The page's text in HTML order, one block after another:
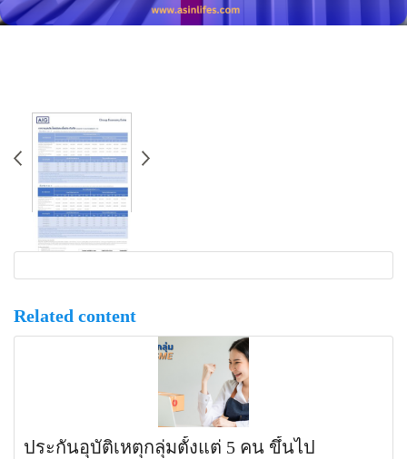
Related content
ประกันอุบัติเหตุกลุ่มตั้งแต่ 5 คน ขึ้นไป